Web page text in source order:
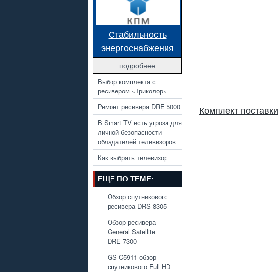
Стабильность
энергоснабжения
подробнее
Выбор комплекта с
ресивером «Триколор»
Ремонт ресивера DRE 5000
В Smart TV есть угроза для
личной безопасности
обладателей телевизоров
Как выбрать телевизор
ЕЩЕ ПО ТЕМЕ:
Обзор спутникового
ресивера DRS-8305
Обзор ресивера
General Satellite
DRE-7300
GS C5911 обзор
спутникового Full HD
Комплект поставки